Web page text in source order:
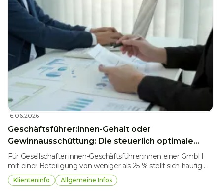
16.06.2026
Geschäftsführer:innen-Gehalt oder
Gewinnausschüttung: Die steuerlich optimale
Entnahmestrategie bei Beteiligungen unter 25 %
Für Gesellschafter:innen-Geschäftsführer:innen einer GmbH
mit einer Beteiligung von weniger als 25 % stellt sich häufig
die Frage, wie Gewinne am sinnvollsten entnommen werden
sollen: über ein laufendes Geschäftsführer:innen-Gehalt oder
Klienteninfo Allgemeine Infos